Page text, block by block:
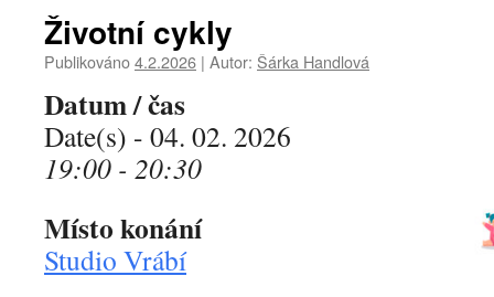
Životní cykly
Publikováno4.2.2026 | Autor: Šárka Handlová
Datum / čas
Date(s) - 04. 02. 2026
19:00 - 20:30
Místo konání
Studio Vrábí